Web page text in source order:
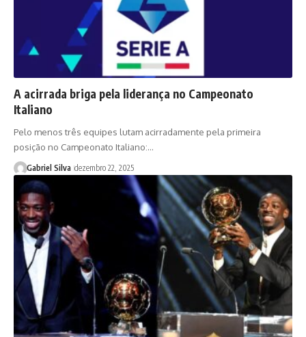
A acirrada briga pela liderança no Campeonato
Italiano
Pelo menos três equipes lutam acirradamente pela primeira
posição no Campeonato Italiano:…
Gabriel Silva dezembro 22, 2025